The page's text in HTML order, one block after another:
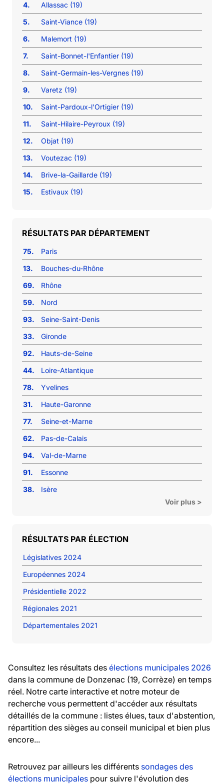
4.
Allassac (19)
5.
Saint-Viance (19)
6.
Malemort (19)
7.
Saint-Bonnet-l'Enfantier (19)
8.
Saint-Germain-les-Vergnes (19)
9.
Varetz (19)
10.
Saint-Pardoux-l'Ortigier (19)
11.
Saint-Hilaire-Peyroux (19)
12.
Objat (19)
13.
Voutezac (19)
14.
Brive-la-Gaillarde (19)
15.
Estivaux (19)
RÉSULTATS PAR DÉPARTEMENT
75.
Paris
13.
Bouches-du-Rhône
69.
Rhône
59.
Nord
93.
Seine-Saint-Denis
33.
Gironde
92.
Hauts-de-Seine
44.
Loire-Atlantique
78.
Yvelines
31.
Haute-Garonne
77.
Seine-et-Marne
62.
Pas-de-Calais
94.
Val-de-Marne
91.
Essonne
38.
Isère
Voir plus >
RÉSULTATS PAR ÉLECTION
Législatives 2024
Européennes 2024
Présidentielle 2022
Régionales 2021
Départementales 2021
Consultez les résultats des élections municipales 2026
dans la commune de Donzenac (19, Corrèze) en temps
réel. Notre carte interactive et notre moteur de
recherche vous permettent d'accéder aux résultats
détaillés de la commune : listes élues, taux d'abstention,
répartition des sièges au conseil municipal et bien plus
encore...
Retrouvez par ailleurs les différents sondages des
élections municipales pour suivre l'évolution des